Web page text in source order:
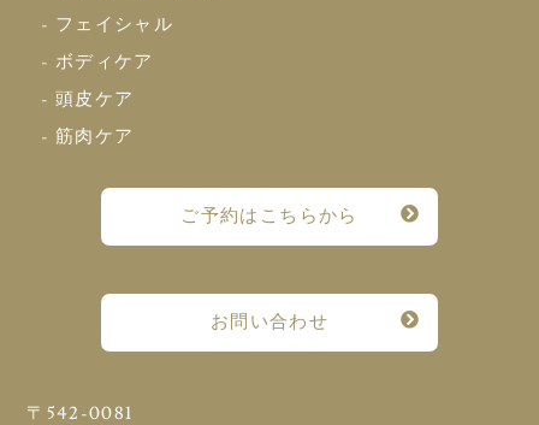
- フェイシャル
- ボディケア
- 頭皮ケア
- 筋肉ケア
ご予約はこちらから
お問い合わせ
〒542-0081